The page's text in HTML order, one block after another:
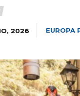
2026 EUROPA